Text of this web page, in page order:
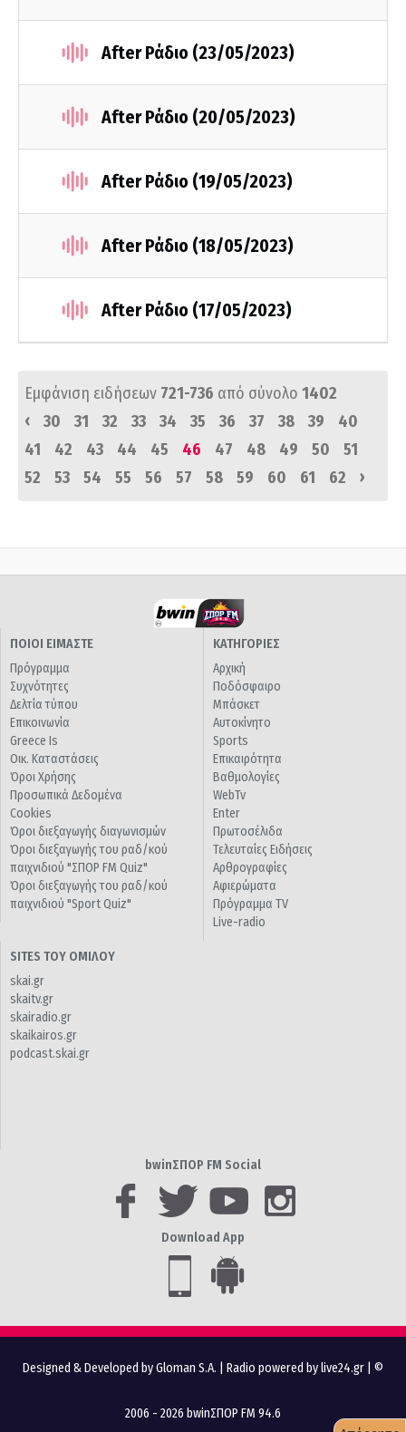
After Ράδιο (23/05/2023)
After Ράδιο (20/05/2023)
After Ράδιο (19/05/2023)
After Ράδιο (18/05/2023)
After Ράδιο (17/05/2023)
Εμφάνιση ειδήσεων 721-736 από σύνολο 1402
‹
30 31 32 33 34 35 36 37 38 39
40
41
42 43 44 45 46 47 48 49 50
51
52
53 54 55 56 57 58 59 60 61 62 ›
ΠΟΙΟΙ ΕΙΜΑΣΤΕ
Πρόγραμμα
Συχνότητες
Δελτία τύπου
Επικοινωνία
Greece Is
Οικ. Καταστάσεις
Όροι Χρήσης
Προσωπικά Δεδομένα
Cookies
Όροι διεξαγωγής διαγωνισμών
Όροι διεξαγωγής του ραδ/κού
παιχνιδιού "ΣΠΟΡ FM Quiz"
Όροι διεξαγωγής του ραδ/κού
παιχνιδιού "Sport Quiz"
ΚΑΤΗΓΟΡΙΕΣ
Αρχική
Ποδόσφαιρο
Μπάσκετ
Αυτοκίνητο
Sports
Επικαιρότητα
Βαθμολογίες
WebTv
Enter
Πρωτοσέλιδα
Τελευταίες Ειδήσεις
Αρθρογραφίες
Αφιερώματα
Πρόγραμμα TV
Live-radio
SITES ΤΟΥ ΟΜΙΛΟΥ
skai.gr
skaitv.gr
skairadio.gr
skaikairos.gr
podcast.skai.gr
bwinΣΠΟΡ FM Social
Download App
Designed & Developed by Gloman S.A. Radio powered by live24.gr | ©
2006 - 2026 bwinΣΠΟΡ FM 94.6